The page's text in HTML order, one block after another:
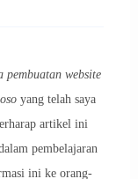
pembuatan website
yang telah saya
artikel ini
pembelajaran
ini ke orang-